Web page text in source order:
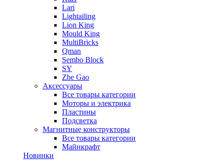
Lari
Lightailing
Lion King
Mould King
MultiBricks
Qman
Sembo Block
SY
Zhe Gao
Аксессуары
Все товары категории
Моторы и электрика
Пластины
Подсветка
Магнитные конструкторы
Все товары категории
Майнкрафт
Новинки